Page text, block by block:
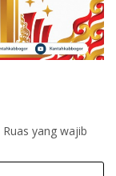
Ruas yang wajib